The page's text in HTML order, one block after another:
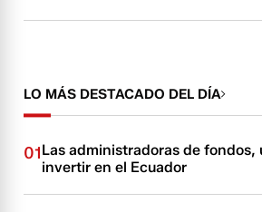
LO MÁS DESTACADO DEL DÍA
01Las administradoras de fondos,
invertir en el Ecuador